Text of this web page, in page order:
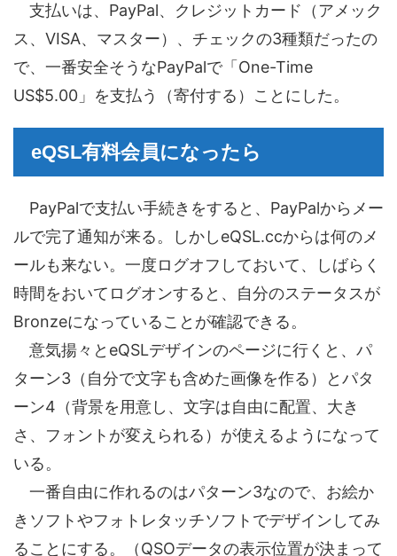
支払いは、PayPal、クレジットカード（アメック
ス、VISA、マスター）、チェックの3種類だったの
で、一番安全そうなPayPalで「One-Time
US$5.00」を支払う（寄付する）ことにした。
eQSL有料会員になったら
PayPalで支払い手続きをすると、PayPalからメー
ルで完了通知が来る。しかしeQSL.ccからは何のメ
ールも来ない。一度ログオフしておいて、しばらく
時間をおいてログオンすると、自分のステータスが
Bronzeになっていることが確認できる。
意気揚々とeQSLデザインのページに行くと、パ
ターン3（自分で文字も含めた画像を作る）とパタ
ーン4（背景を用意し、文字は自由に配置、大き
さ、フォントが変えられる）が使えるようになって
いる。
一番自由に作れるのはパターン3なので、お絵か
きソフトやフォトレタッチソフトでデザインしてみ
ることにする。（QSOデータの表示位置が決まって